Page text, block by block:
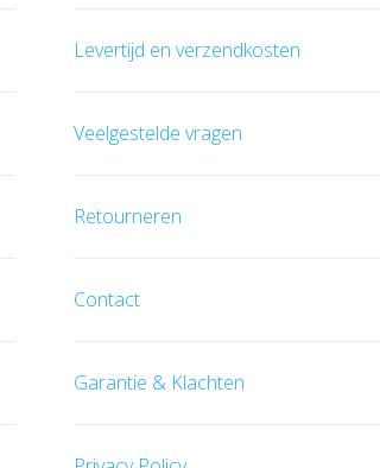
Levertijd en verzendkosten
Veelgestelde vragen
Retourneren
Contact
Garantie & Klachten